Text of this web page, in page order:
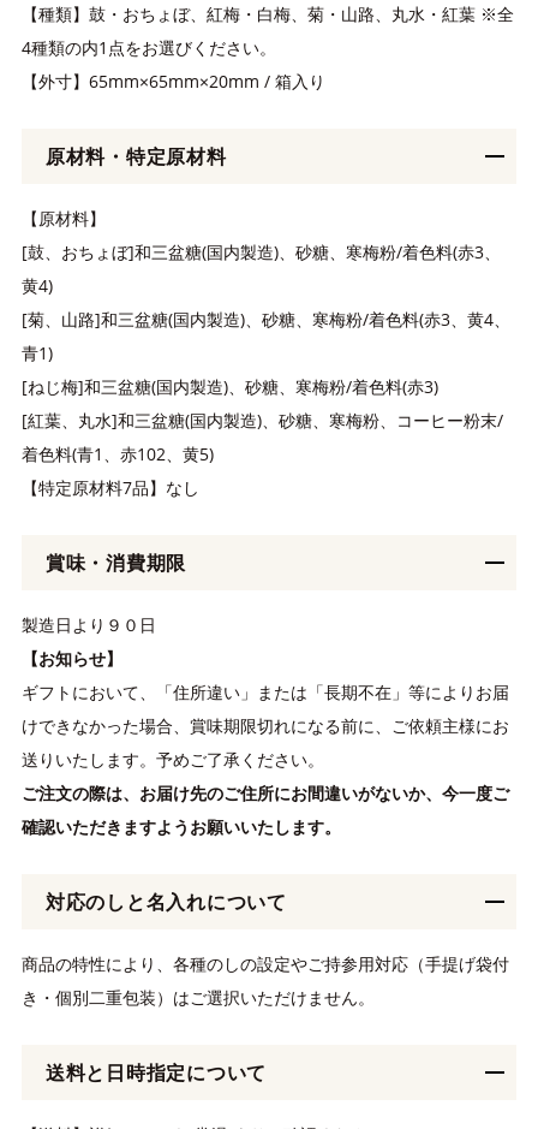
【種類】鼓・おちょぼ、紅梅・白梅、菊・山路、丸水・紅葉 ※全
4種類の内1点をお選びください。
【外寸】65mm×65mm×20mm / 箱入り
原材料・特定原材料
【原材料】
[鼓、おちょぼ]和三盆糖(国内製造)、砂糖、寒梅粉/着色料(赤3、
黄4)
[菊、山路]和三盆糖(国内製造)、砂糖、寒梅粉/着色料(赤3、黄4、
青1)
[ねじ梅]和三盆糖(国内製造)、砂糖、寒梅粉/着色料(赤3)
[紅葉、丸水]和三盆糖(国内製造)、砂糖、寒梅粉、コーヒー粉末/
着色料(青1、赤102、黄5)
【特定原材料7品】なし
賞味・消費期限
製造日より９０日
【お知らせ】
ギフトにおいて、「住所違い」または「長期不在」等によりお届
けできなかった場合、賞味期限切れになる前に、ご依頼主様にお
送りいたします。予めご了承ください。
ご注文の際は、お届け先のご住所にお間違いがないか、今一度ご
確認いただきますようお願いいたします。
対応のしと名入れについて
商品の特性により、各種のしの設定やご持参用対応（手提げ袋付
き・個別二重包装）はご選択いただけません。
送料と日時指定について